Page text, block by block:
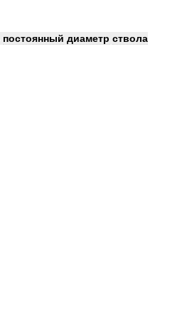
постоянный диаметр ствола